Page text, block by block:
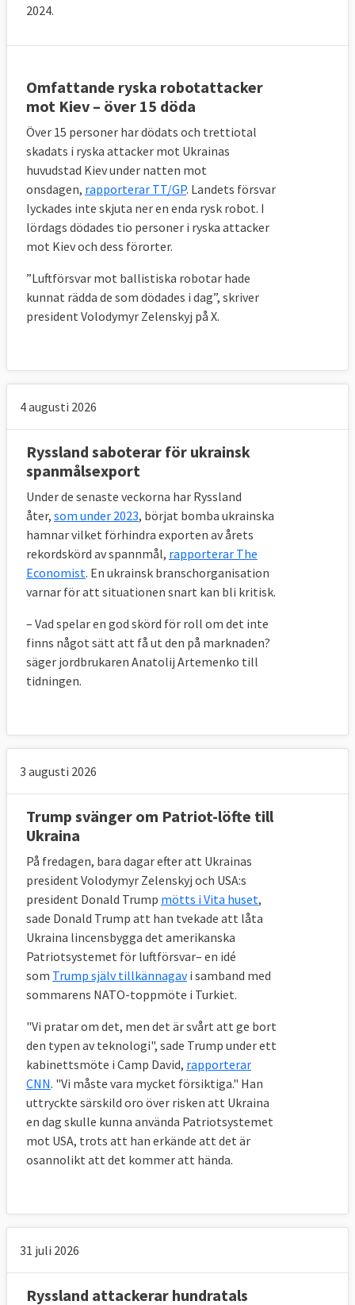
2024.
Omfattande ryska robotattacker
mot Kiev – över 15 döda
Över 15 personer har dödats och trettiotal
skadats i ryska attacker mot Ukrainas
huvudstad Kiev under natten mot
onsdagen, rapporterar TT/GP. Landets försvar
lyckades inte skjuta ner en enda rysk robot. I
lördags dödades tio personer i ryska attacker
mot Kiev och dess förorter.
”Luftförsvar mot ballistiska robotar hade
kunnat rädda de som dödades i dag”, skriver
president Volodymyr Zelenskyj på X.
4 augusti 2026
Ryssland saboterar för ukrainsk
spanmålsexport
Under de senaste veckorna har Ryssland
åter, som under 2023, börjat bomba ukrainska
hamnar vilket förhindra exporten av årets
rekordskörd av spannmål, rapporterar The
Economist. En ukrainsk branschorganisation
varnar för att situationen snart kan bli kritisk.
– Vad spelar en god skörd för roll om det inte
finns något sätt att få ut den på marknaden?
säger jordbrukaren Anatolij Artemenko till
tidningen.
3 augusti 2026
Trump svänger om Patriot-löfte till
Ukraina
På fredagen, bara dagar efter att Ukrainas
president Volodymyr Zelenskyj och USA:s
president Donald Trump mötts i Vita huset,
sade Donald Trump att han tvekade att låta
Ukraina lincensbygga det amerikanska
Patriotsystemet för luftförsvar– en idé
som Trump själv tillkännagavi samband med
sommarens NATO-toppmöte i Turkiet.
"Vi pratar om det, men det är svårt att ge bort
den typen av teknologi", sade Trump under ett
kabinettsmöte i Camp David, rapporterar
CNN. "Vi måste vara mycket försiktiga." Han
uttryckte särskild oro över risken att Ukraina
en dag skulle kunna använda Patriotsystemet
mot USA, trots att han erkände att det är
osannolikt att det kommer att hända.
31 juli 2026
Ryssland attackerar hundratals